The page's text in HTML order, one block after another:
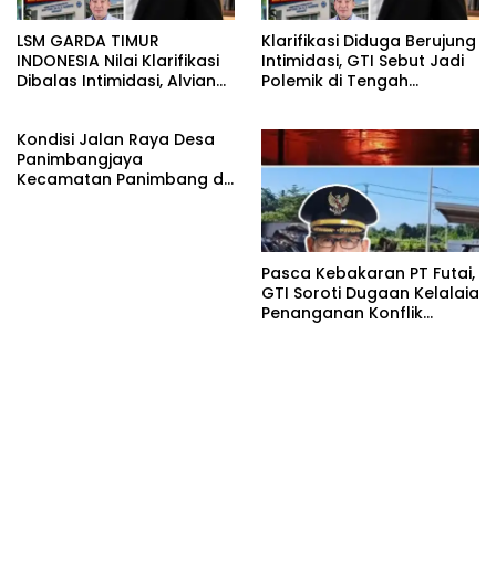
LSM GARDA TIMUR
INDONESIA Nilai Klarifikasi
Dibalas Intimidasi, Alvian
KUHAP pasal 108 ayat 1
Klarifikasi Diduga Berujung
Intimidasi, GTI Sebut Jadi
Polemik di Tengah
Kondisi Jalan Raya Desa
Panimbangjaya
Kecamatan Panimbang di
Pasca Kebakaran PT Futai,
GTI Soroti Dugaan Kelalaia
Penanganan Konflik